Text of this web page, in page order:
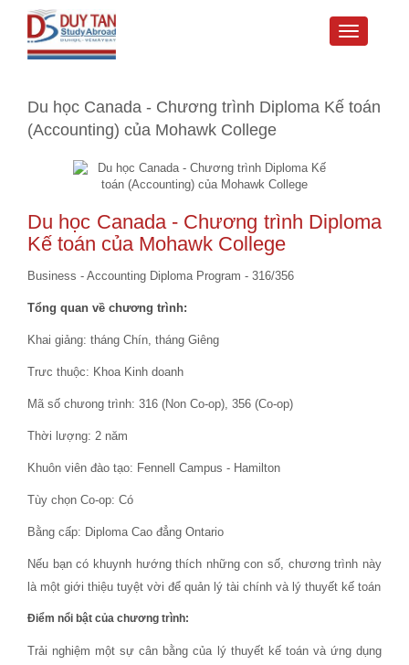
Toggle
Du học Canada - Chương trình Diploma Kế toán
(Accounting) của Mohawk College
Du học Canada- Chương trình Diploma
Kế toán của Mohawk College
Business - Accounting Diploma Program - 316/356
Tổng quan về chương trình:
Khai giảng: tháng Chín, tháng Giêng
Trưc thuộc: Khoa Kinh doanh
Mã số chưong trình: 316 (Non Co-op), 356 (Co-op)
Thời lượng: 2 năm
Khuôn viên đào tạo: Fennell Campus - Hamilton
Tùy chọn Co-op: Có
Bằng cấp: Diploma Cao đẳng Ontario
Nếu bạn có khuynh hướng thích những con số, chương trình này
là một giới thiệu tuyệt vời để quản lý tài chính và lý thuyết kế toán
Điểm nổi bật của chương trình:
Trải nghiệm một sự cân bằng của lý thuyết kế toán và ứng dụng